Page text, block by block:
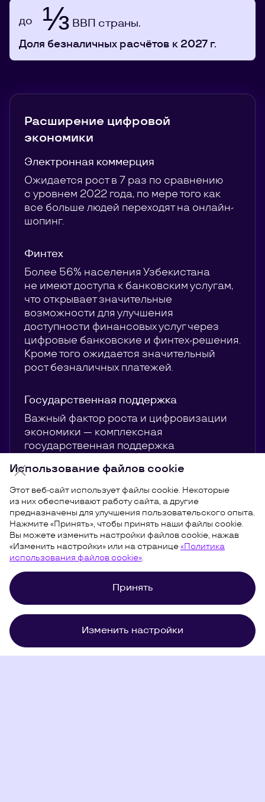
до ⅓ ВВП страны.
Доля безналичных расчётов к 2027 г.
Расширение цифровой
экономики
Электронная коммерция
Ожидается рост в 7 раз по сравнению
с уровнем 2022 года, по мере того как
все больше людей переходят на онлайн-
шопинг.
Финтех
Более 56% населения Узбекистана
не имеют доступа к банковским услугам,
что открывает значительные
возможности для улучшения
доступности финансовых услуг через
цифровые банковские и финтех-решения.
Кроме того ожидается значительный
рост безналичных платежей.
Государственная поддержка
Важный фактор роста и цифровизации
экономики — комплексная
государственная поддержка
и онлайн-торговли, а также
целенаправленная работа
правительства по привлечению
международных инвестиций в страну.
Использование файлов cookie
Этот веб-сайт использует файлы cookie. Некоторые
из них обеспечивают работу сайта, а другие
предназначены для улучшения пользовательского опыта.
Нажмите «Принять», чтобы принять наши файлы cookie.
Вы можете изменить настройки файлов cookie, нажав
«Изменить настройки» или на странице«Политика
использования файлов cookie».
Принять
Изменить настройки